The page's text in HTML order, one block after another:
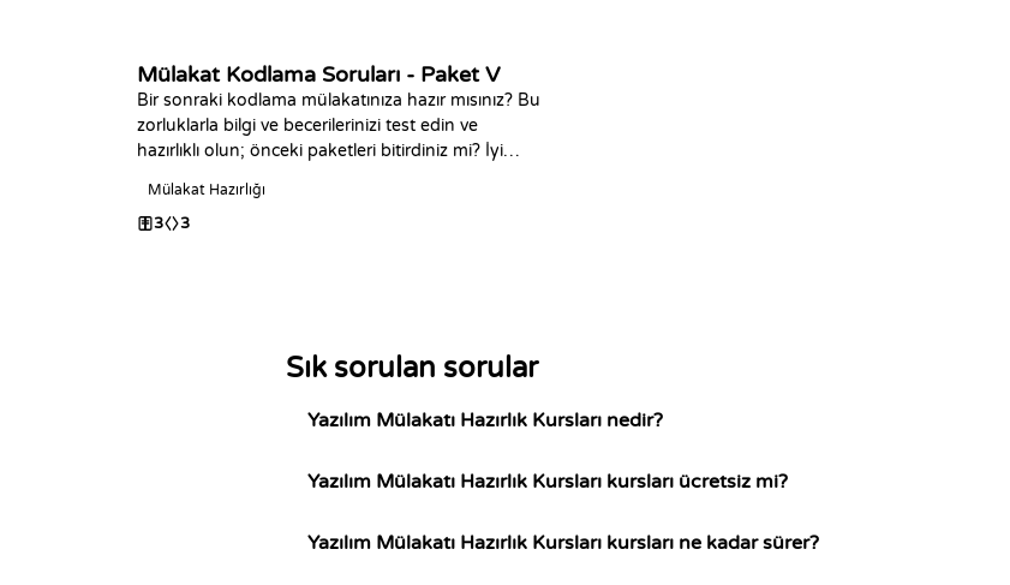
Mülakat Kodlama Soruları - Paket V
Bir sonraki kodlama mülakatınıza hazır mısınız? Bu
zorluklarla bilgi ve becerilerinizi test edin ve
hazırlıklı olun; önceki paketleri bitirdiniz mi? İyi
Mülakat Hazırlığı
3 3
Sık sorulan sorular
Yazılım Mülakatı Hazırlık Kursları nedir?
Yazılım Mülakatı Hazırlık Kursları kursları ücretsiz mi?
Yazılım Mülakatı Hazırlık Kursları kursları ne kadar sürer?